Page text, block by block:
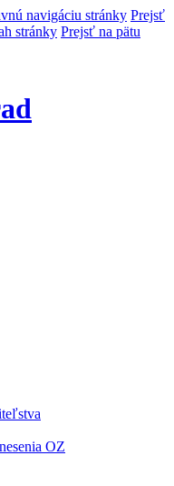
navigáciu stránky Prejsť
stránky Prejsť na pätu
OZ